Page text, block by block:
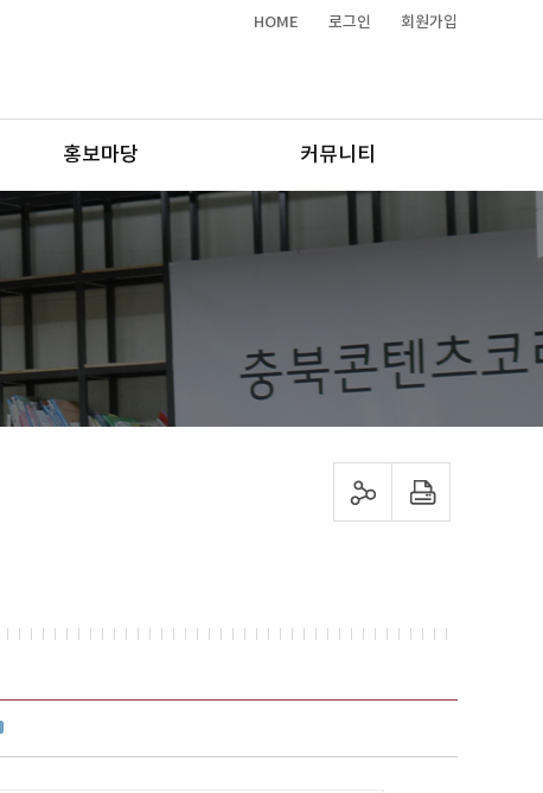
HOME 로그인 회원가입
홍보마당 커뮤니티
sns 공유하기 프린트하기